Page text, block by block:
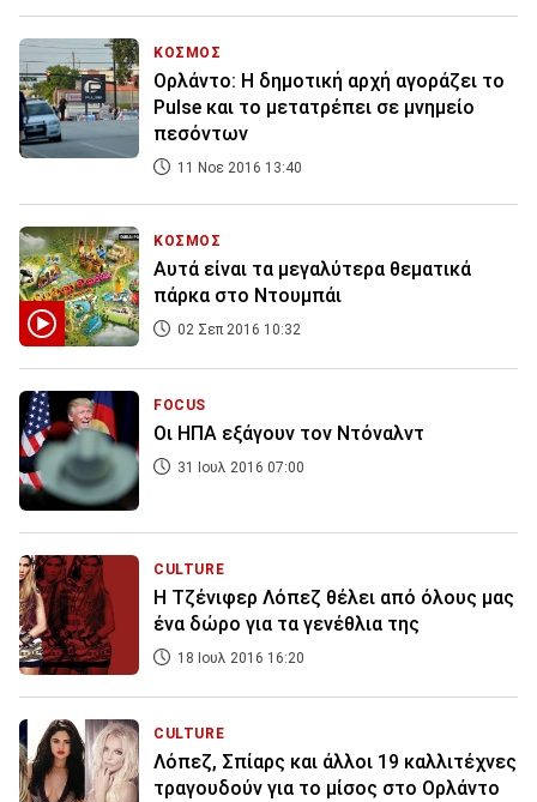
ΚΟΣΜΟΣ
Ορλάντο: Η δημοτική αρχή αγοράζει το
Pulse και το μετατρέπει σε μνημείο
πεσόντων
11 Νοε 2016 13:40
ΚΟΣΜΟΣ
Αυτά είναι τα μεγαλύτερα θεματικά
πάρκα στο Ντουμπάι
02 Σεπ 2016 10:32
FOCUS
Οι ΗΠΑ εξάγουν τον Ντόναλντ
31 Ιουλ 2016 07:00
CULTURE
Η Τζένιφερ Λόπεζ θέλει από όλους μας
ένα δώρο για τα γενέθλια της
18 Ιουλ 2016 16:20
CULTURE
Λόπεζ, Σπίαρς και άλλοι 19 καλλιτέχνες
τραγουδούν για το μίσος στο Ορλάντο